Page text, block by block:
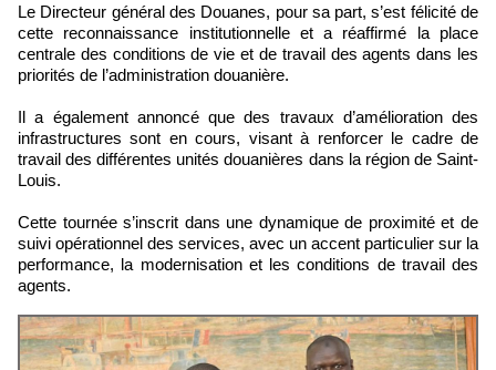
Le Directeur général des Douanes, pour sa part, s’est félicité de
cette reconnaissance institutionnelle et a réaffirmé la place
centrale des conditions de vie et de travail des agents dans les
priorités de l’administration douanière.
Il a également annoncé que des travaux d’amélioration des
infrastructures sont en cours, visant à renforcer le cadre de
travail des différentes unités douanières dans la région de Saint-
Louis.
Cette tournée s’inscrit dans une dynamique de proximité et de
suivi opérationnel des services, avec un accent particulier sur la
performance, la modernisation et les conditions de travail des
agents.